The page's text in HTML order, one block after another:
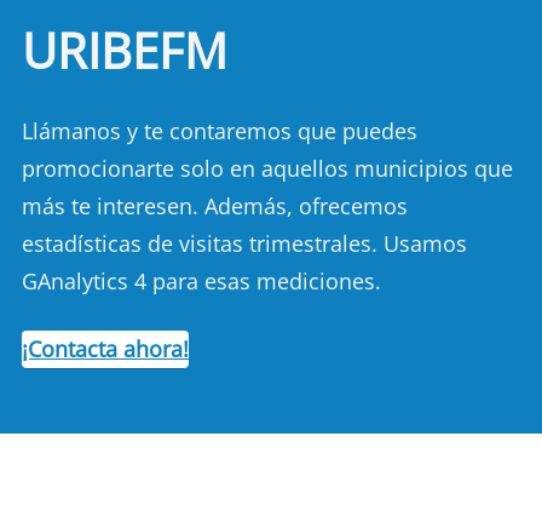
URIBEFM
Llámanos y te contaremos que puedes
promocionarte solo en aquellos municipios que
más te interesen. Además, ofrecemos
estadísticas de visitas trimestrales. Usamos
GAnalytics 4 para esas mediciones.
¡Contacta ahora!